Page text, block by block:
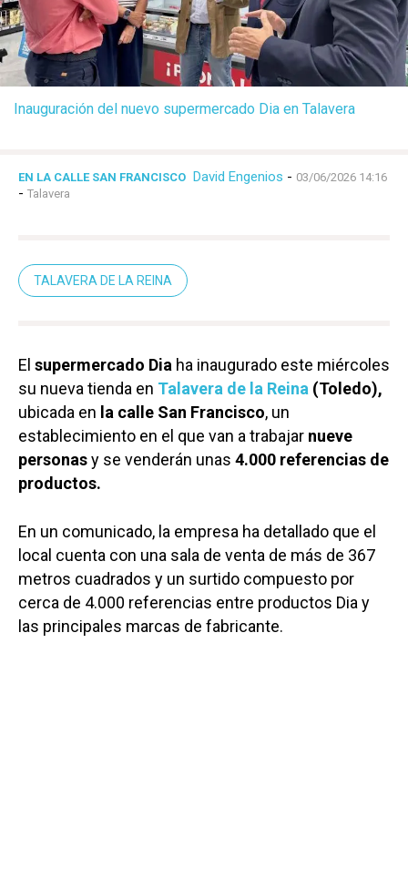
Inauguración del nuevo supermercado Dia en Talavera
EN LA CALLE SAN FRANCISCO David Engenios - 03/06/2026 14:16
- Talavera
TALAVERA DE LA REINA
El supermercado Dia ha inaugurado este miércoles
su nueva tienda en Talavera de la Reina (Toledo),
ubicada en la calle San Francisco, un
establecimiento en el que van a trabajar nueve
personasy se venderán unas 4.000 referencias de
productos.
En un comunicado, la empresa ha detallado que el
local cuenta con una sala de venta de más de 367
metros cuadrados y un surtido compuesto por
cerca de 4.000 referencias entre productos Dia y
las principales marcas de fabricante.